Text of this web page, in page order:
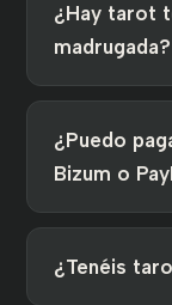
¿Hay tarot
madrugada?
¿Puedo
Bizum o
¿Tenéis